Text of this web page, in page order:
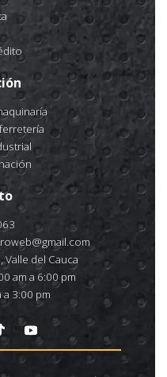
Valle del Cauca
am a 6:00 pm
a 3:00 pm